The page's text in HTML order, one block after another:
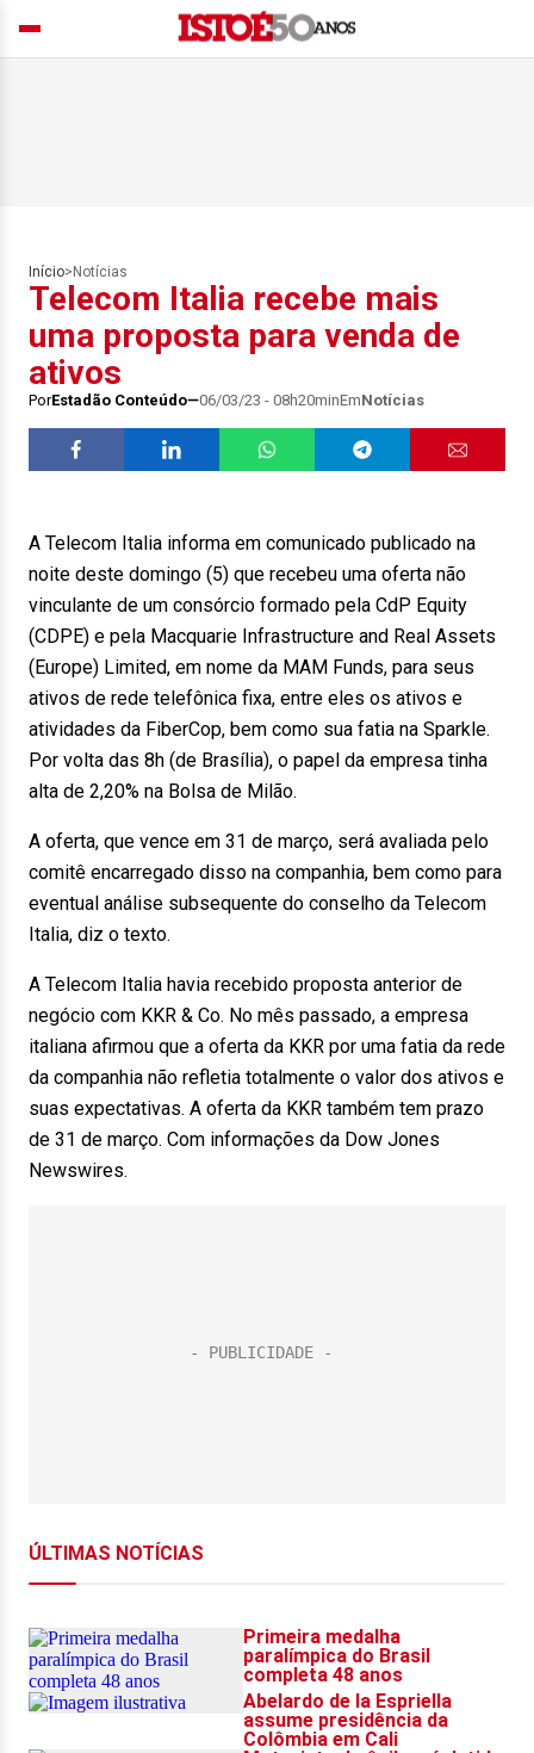
Início> Notícias
Telecom Italia recebe mais
uma proposta para venda de
ativos
PorEstadão Conteúdo 06/03/23 - 08h20minEmNotícias
A Telecom Italia informa em comunicado publicado na
noite deste domingo (5) que recebeu uma oferta não
vinculante de um consórcio formado pela CdP Equity
(CDPE) e pela Macquarie Infrastructure and Real Assets
(Europe) Limited, em nome da MAM Funds, para seus
ativos de rede telefônica fixa, entre eles os ativos e
atividades da FiberCop, bem como sua fatia na Sparkle.
Por volta das 8h (de Brasília), o papel da empresa tinha
alta de 2,20% na Bolsa de Milão.
A oferta, que vence em 31 de março, será avaliada pelo
comitê encarregado disso na companhia, bem como para
eventual análise subsequente do conselho da Telecom
Italia, diz o texto.
A Telecom Italia havia recebido proposta anterior de
negócio com KKR & Co. No mês passado, a empresa
italiana afirmou que a oferta da KKR por uma fatia da rede
da companhia não refletia totalmente o valor dos ativos e
suas expectativas. A oferta da KKR também tem prazo
de 31 de março. Com informações da Dow Jones
Newswires.